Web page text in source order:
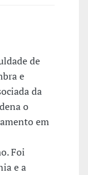
de
e
da
o
em
Foi
e a